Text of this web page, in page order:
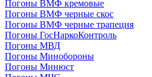
Погоны ВМФ кремовые
Погоны ВМФ черные скос
Погоны ВМФ черные трапеция
Погоны ГосНаркоКонтроль
Погоны МВД
Погоны Минобороны
Погоны Минюст